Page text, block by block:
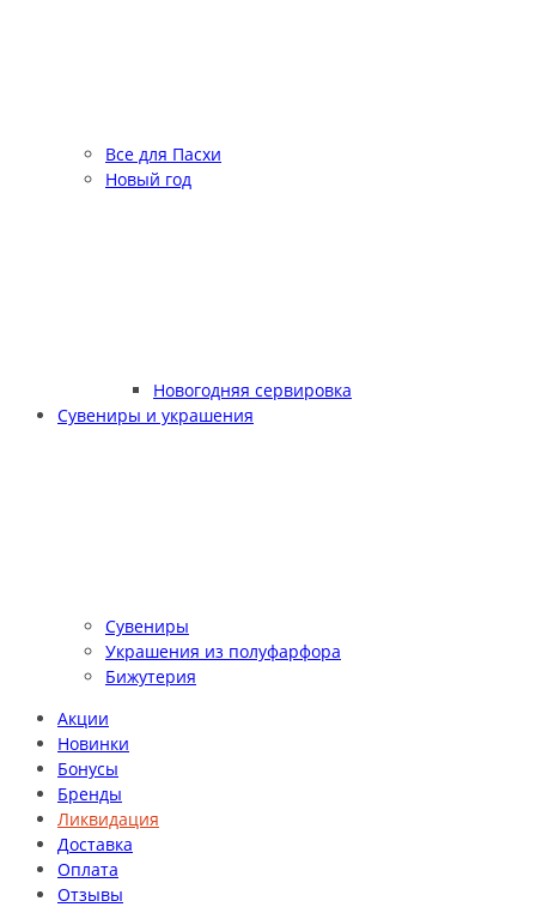
Все для Пасхи
Новый год
Новогодняя сервировка
Сувениры и украшения
Сувениры
Украшения из полуфарфора
Бижутерия
Акции
Новинки
Бонусы
Бренды
Ликвидация
Доставка
Оплата
Отзывы